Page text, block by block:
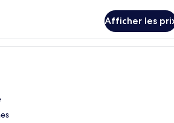
Afficher les
Une chambre d’hôtel